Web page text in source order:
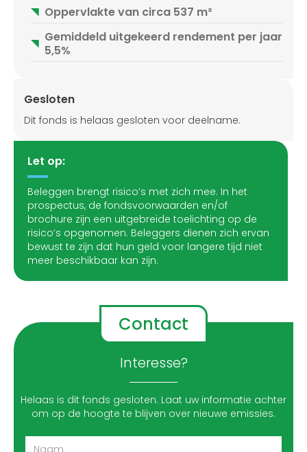
Oppervlakte van circa 537 m²
Gemiddeld uitgekeerd rendement per jaar
5,5%
Gesloten
Dit fonds is helaas gesloten voor deelname.
Let op:
Beleggen brengt risico’s met zich mee. In het
prospectus, de fondsvoorwaarden en/of
brochure zijn een uitgebreide toelichting op de
risico’s opgenomen. Beleggers dienen zich ervan
bewust te zijn dat hun geld voor langere tijd niet
meer beschikbaar kan zijn.
Contact
Interesse?
Helaas is dit fonds gesloten. Laat uw informatie achter
om op de hoogte te blijven over nieuwe emissies.